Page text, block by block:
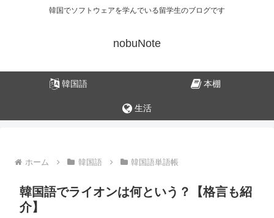
韓国でソフトウェアを学んでいる留学生のブログです
nobuNote
韓国語 本棚
生活
ホーム 韓国語 韓国語単語帳
韓国語でライオンは何という？【格言も紹
介】